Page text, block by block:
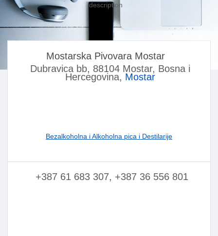
Mostarska Pivovara Mostar
Dubravica bb, 88104 Mostar, Bosna i
Hercegovina, Mostar
Bezalkoholna i Alkoholna pica i Destilarije
+387 61 683 307, +387 36 556 801